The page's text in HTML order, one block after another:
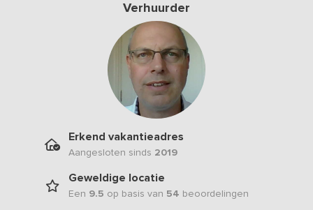
Verhuurder
Erkend vakantieadres
Aangesloten sinds 2019
Geweldige locatie
Een 9.5 op basis van 54 beoordelingen